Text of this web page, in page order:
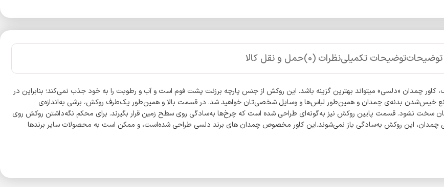
توضیحاتتوضیحات تکمیلینظرات (0) حمل و نقل کالا
برای محافظت از بدنه‌ی چمدان و جلوگیری از خیس‌شدنش هنگام بارش باران و برف، کاور چمدان «دلسی» می‎تواند بهترین گزینه باشد. این روکش از جنس پارچه برزنت پشت فوم است و آب و رطوبت را به خود جذب نمی‌کند؛ بنابراین در
خیس‌شدن بدنه‌ی چمدان و همین‌طور لباس‌ها و وسایل شخصی‌تان خواهید شد. در قسمت بالا و همین‌طور یک‌طرف روکش، برشی به‌اندازه‌ی
سخت نشود. قسمت پایین روکش نیز به‌گونه‌ای طراحی شده است که چرخ‌ها به‌سادگی روی سطح زمین قرار بگیرند. برای محکم نگه‌داشتن روکش روی
این روکش به‌سادگی باز نمی‌شوند.این کاور مخصوص چمدان های برند دلسی طراحی شده‌است، و ممکن است به محصولات سایر برندها